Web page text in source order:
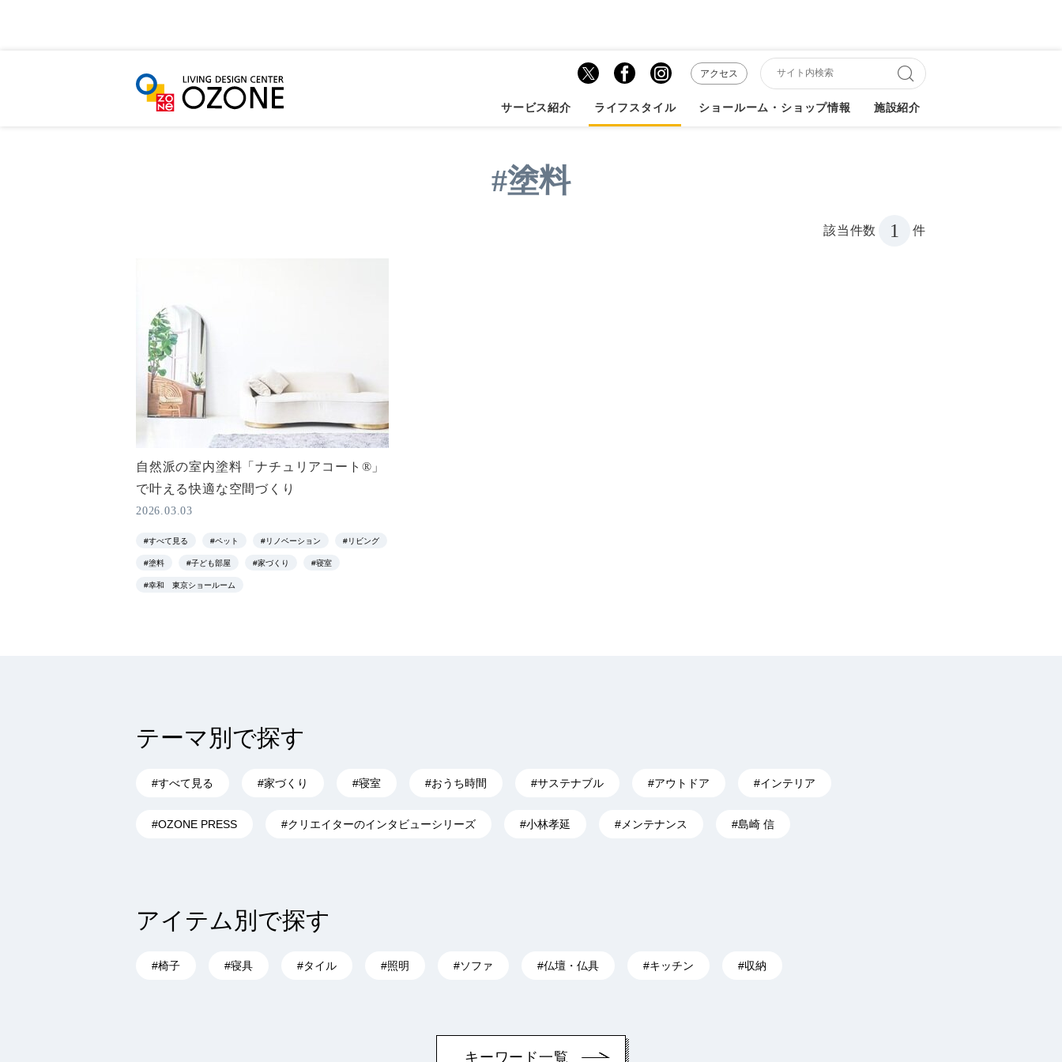
アクセス
サービス紹介 ライフスタイル ショールーム・ショップ情報 施設紹介
HOME LIFE STYLE キーワード一覧
#塗料
該当件数 1 件
自然派の室内塗料「ナチュリアコート®」
で叶える快適な空間づくり
2026.03.03
#すべて見る #ペット #リノベーション #リビング
#塗料 #子ども部屋 #家づくり #寝室
#幸和 東京ショールーム
テーマ別で探す
#すべて見る #家づくり #寝室 #おうち時間 #サステナブル #アウトドア #インテリア
#OZONE PRESS #クリエイターのインタビューシリーズ #小林孝延 #メンテナンス #島崎 信
アイテム別で探す
#椅子 #寝具 #タイル #照明 #ソファ #仏壇・仏具 #キッチン #収納
キーワード一覧